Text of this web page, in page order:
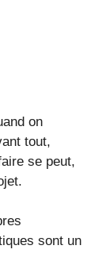
on
tout,
se peut,
sont un